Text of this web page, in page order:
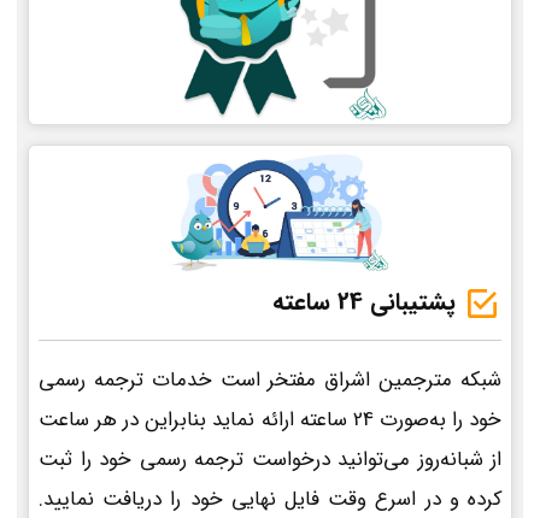
پشتیبانی 24 ساعته
شبکه مترجمین اشراق مفتخر است خدمات ترجمه رسمی
خود را به‌صورت 24 ساعته ارائه نماید بنابراین در هر ساعت
از شبانه‌روز می‌توانید درخواست ترجمه رسمی خود را ثبت
کرده و در اسرع وقت فایل نهایی خود را دریافت نمایید.